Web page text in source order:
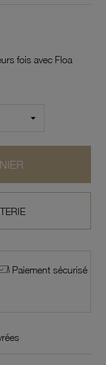
fois avec Floa
Paiement sécurisé